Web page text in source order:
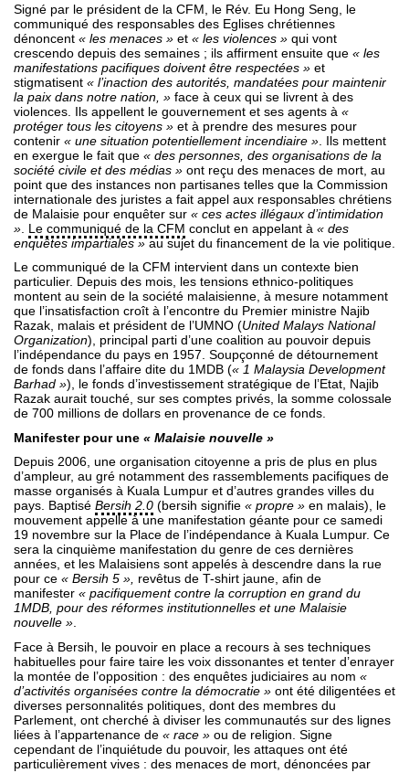
Signé par le président de la CFM, le Rév. Eu Hong Seng, le
communiqué des responsables des Eglises chrétiennes
dénoncent « les menaces » et « les violences » qui vont
crescendo depuis des semaines ; ils affirment ensuite que « les
manifestations pacifiques doivent être respectées » et
stigmatisent « l’inaction des autorités, mandatées pour maintenir
la paix dans notre nation, » face à ceux qui se livrent à des
violences. Ils appellent le gouvernement et ses agents à «
protéger tous les citoyens » et à prendre des mesures pour
contenir « une situation potentiellement incendiaire » . Ils mettent
en exergue le fait que « des personnes, des organisations de la
société civile et des médias » ont reçu des menaces de mort, au
point que des instances non partisanes telles que la Commission
internationale des juristes a fait appel aux responsables chrétiens
de Malaisie pour enquêter sur « ces actes illégaux d’intimidation
» Le communiqué de la CFM conclut en appelant à « des
enquêtes impartiales »au sujet du financement de la vie politique.
Le communiqué de la CFM intervient dans un contexte bien
particulier. Depuis des mois, les tensions ethnico-politiques
montent au sein de la société malaisienne, à mesure notamment
que l’insatisfaction croît à l’encontre du Premier ministre Najib
Razak, malais et président de l’UMNO (United Malays National
Organization), principal parti d’une coalition au pouvoir depuis
l’indépendance du pays en 1957. Soupçonné de détournement
de fonds dans l’affaire dite du 1MDB (« 1 Malaysia Development
Barhad »), le fonds d’investissement stratégique de l’Etat, Najib
Razak aurait touché, sur ses comptes privés, la somme colossale
de 700 millions de dollars en provenance de ce fonds.
Manifester pour une « Malaisie nouvelle »
Depuis 2006, une organisation citoyenne a pris de plus en plus
d’ampleur, au gré notamment des rassemblements pacifiques de
masse organisés à Kuala Lumpur et d’autres grandes villes du
pays. Baptisé Bersih 2.0 (bersih signifie « propre » en malais), le
mouvement appelle à une manifestation géante pour ce samedi
19 novembre sur la Place de l’indépendance à Kuala Lumpur. Ce
sera la cinquième manifestation du genre de ces dernières
années, et les Malaisiens sont appelés à descendre dans la rue
pour ce « Bersih 5 », revêtus de T-shirt jaune, afin de
manifester « pacifiquement contre la corruption en grand du
1MDB, pour des réformes institutionnelles et une Malaisie
nouvelle »
Face à Bersih, le pouvoir en place a recours à ses techniques
habituelles pour faire taire les voix dissonantes et tenter d’enrayer
la montée de l’opposition : des enquêtes judiciaires au nom «
d’activités organisées contre la démocratie » ont été diligentées et
diverses personnalités politiques, dont des membres du
Parlement, ont cherché à diviser les communautés sur des lignes
liées à l’appartenance de « race » ou de religion. Signe
cependant de l’inquiétude du pouvoir, les attaques ont été
particulièrement vives : des menaces de mort, dénoncées par